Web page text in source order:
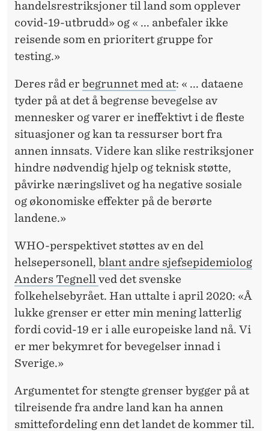
handelsrestriksjoner til land som opplever
covid-19-utbrudd» og « ... anbefaler ikke
reisende som en prioritert gruppe for
testing.»
Deres råd er begrunnetmed at: « ... dataene
tyder på at det å begrense bevegelse av
mennesker og varer er ineffektivt i de fleste
situasjoner og kan ta ressurser bort fra
annen innsats. Videre kan slike restriksjoner
hindre nødvendig hjelp og teknisk støtte,
påvirke næringslivet og ha negative sosiale
og økonomiske effekter på de berørte
landene.»
WHO-perspektivet støttes av en del
helsepersonell, blant andre sjefsepidemiolog
Anders Tegnell ved det svenske
folkehelsebyrået. Han uttalte i april 2020: «Å
lukke grenser er etter min mening latterlig
fordi covid-19 er i alle europeiske land nå. Vi
er mer bekymret for bevegelser innad i
Sverige.»
Argumentet for stengte grenser bygger på at
tilreisende fra andre land kan ha annen
smittefordeling enn det landet de kommer til.